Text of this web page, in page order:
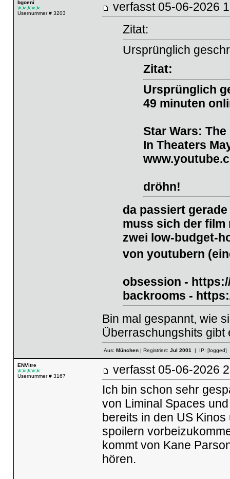
bgoeni
Usernummer # 3203
verfasst 05-06-
Zitat:
Ursprünglich
Zitat:
Ursprünglich
49 minuten
Star Wars:
In Theaters
dröhn!
da passiert
muss sich der film
zwei low-budget-
von youtubern
obsession -
backrooms -
Bin mal gespannt, wie
Überraschungshits gibt
Aus: München| Registriert: Jul 2001 | IP: [logged]
ENVitre
Usernummer # 3167
verfasst 05-06-
Ich bin schon sehr
von Liminal Spaces
bereits in den US
spoilern
kommt von Kane
hören.